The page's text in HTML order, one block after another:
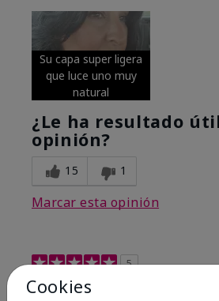
Su capa super ligera
que luce uno muy
natural
¿Le ha resultado
opinión?
15 1
Marcar esta opinión
5
Excellent
Cookies